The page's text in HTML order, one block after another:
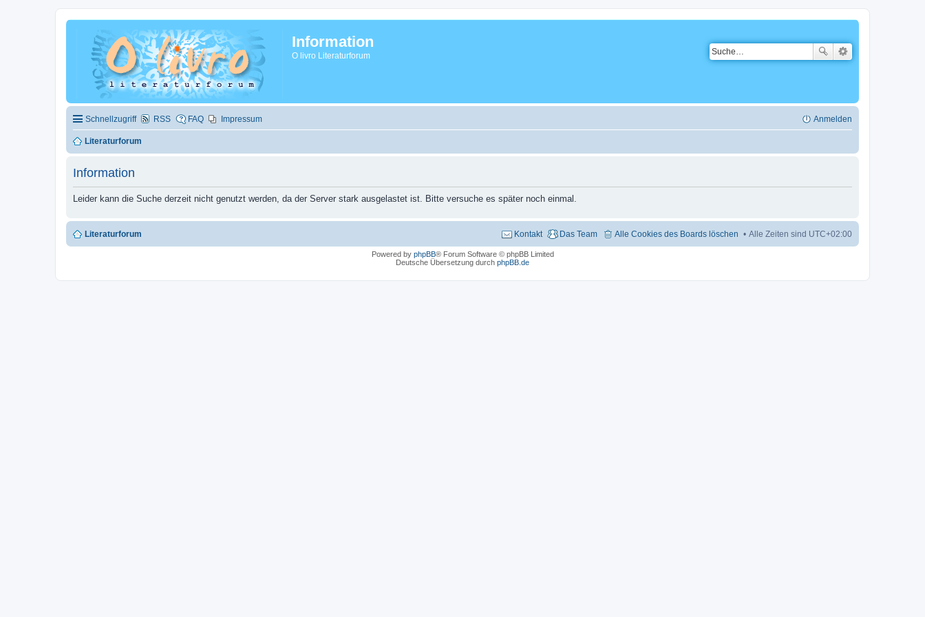
Information
O livro Literaturforum
Schnellzugriff RSS FAQ Impressum Anmelden
Literaturforum
Information
Leider kann die Suche derzeit nicht genutzt werden, da der Server stark ausgelastet ist. Bitte versuche es später noch einmal.
Literaturforum Alle Zeiten sind UTC+02:00
Alle Cookies des Boards löschen
Das Team
Kontakt
Powered by phpBB® Forum Software © phpBB Limited
Deutsche Übersetzung durch phpBB.de